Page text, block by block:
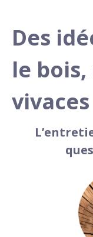
Des
le
vivaces